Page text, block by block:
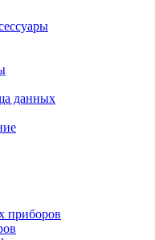
данных
приборов